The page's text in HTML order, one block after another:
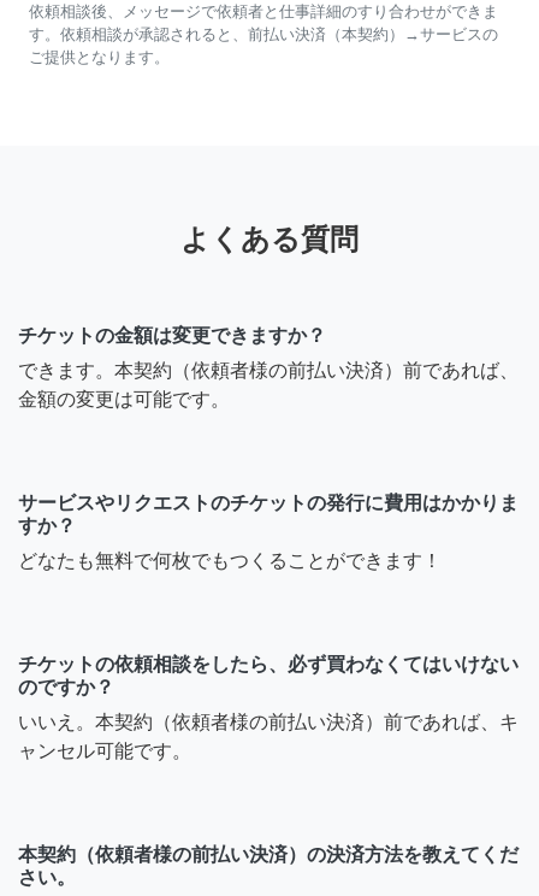
依頼相談後、メッセージで依頼者と仕事詳細のすり合わせができま
す。依頼相談が承認されると、前払い決済（本契約）→サービスの
ご提供となります。
よくある質問
チケットの金額は変更できますか？
できます。本契約（依頼者様の前払い決済）前であれば、
金額の変更は可能です。
サービスやリクエストのチケットの発行に費用はかかりま
すか？
どなたも無料で何枚でもつくることができます！
チケットの依頼相談をしたら、必ず買わなくてはいけない
のですか？
いいえ。本契約（依頼者様の前払い決済）前であれば、キ
ャンセル可能です。
本契約（依頼者様の前払い決済）の決済方法を教えてくだ
さい。